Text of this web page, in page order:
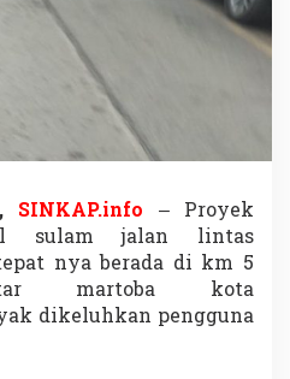
SINKAP.info – Proyek
sulam jalan lintas
nya berada di km 5
martoba kota
dikeluhkan pengguna